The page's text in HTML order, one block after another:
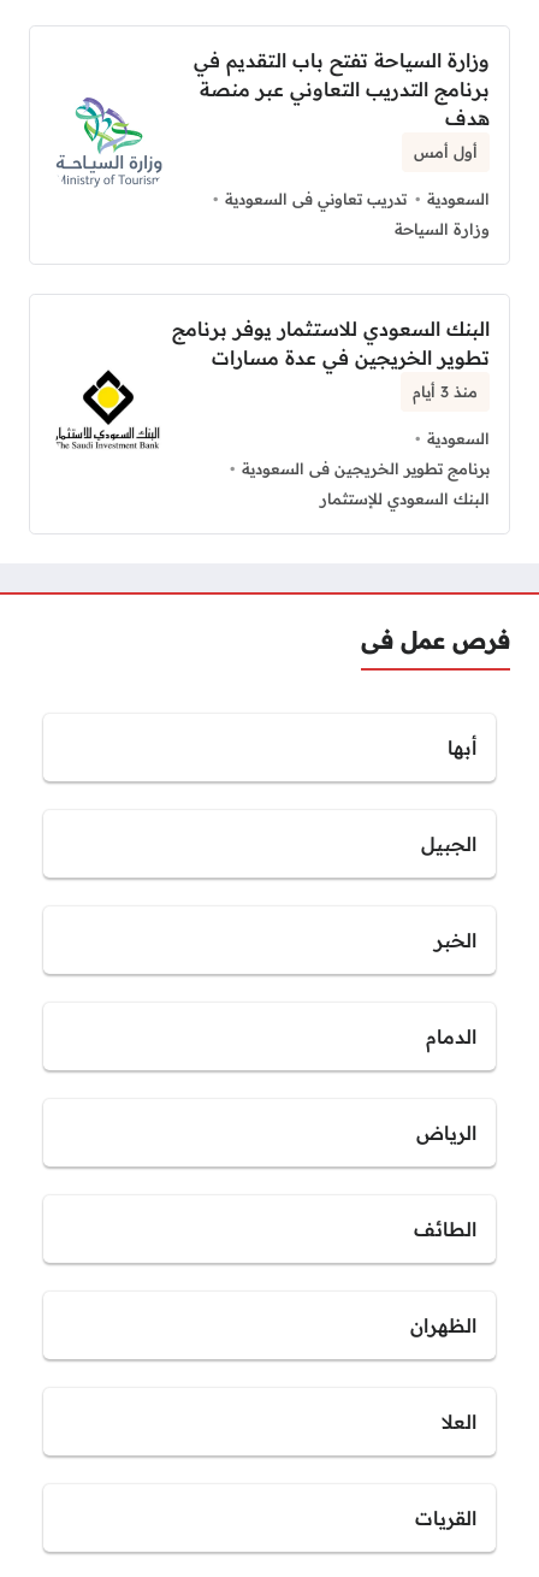
وزارة السياحة تفتح باب التقديم في
برنامج التدريب التعاوني عبر منصة
هدف
أول أمس
السعودية
تدريب تعاوني فى السعودية
وزارة السياحة
البنك السعودي للاستثمار يوفر برنامج
تطوير الخريجين في عدة مسارات
منذ 3 أيام
السعودية
برنامج تطوير الخريجين فى السعودية
البنك السعودي للإستثمار
فرص عمل فى
أبها
الجبيل
الخبر
الدمام
الرياض
الطائف
الظهران
العلا
القريات